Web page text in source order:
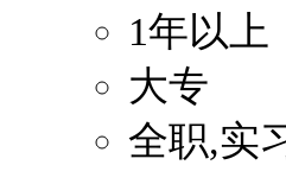
1年以上
大专
全职,实